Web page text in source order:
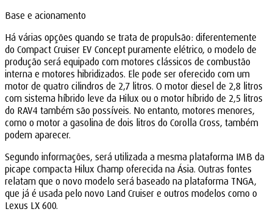
Base e acionamento
Há várias opções quando se trata de propulsão: diferentemente
do Compact Cruiser EV Concept puramente elétrico, o modelo de
produção será equipado com motores clássicos de combustão
interna e motores hibridizados. Ele pode ser oferecido com um
motor de quatro cilindros de 2,7 litros. O motor diesel de 2,8 litros
com sistema híbrido leve da Hilux ou o motor híbrido de 2,5 litros
do RAV4 também são possíveis. No entanto, motores menores,
como o motor a gasolina de dois litros do Corolla Cross, também
podem aparecer.
Segundo informações, será utilizada a mesma plataforma IMB da
picape compacta Hilux Champ oferecida na Ásia. Outras fontes
relatam que o novo modelo será baseado na plataforma TNGA,
que já é usada pelo novo Land Cruiser e outros modelos como o
Lexus LX 600.